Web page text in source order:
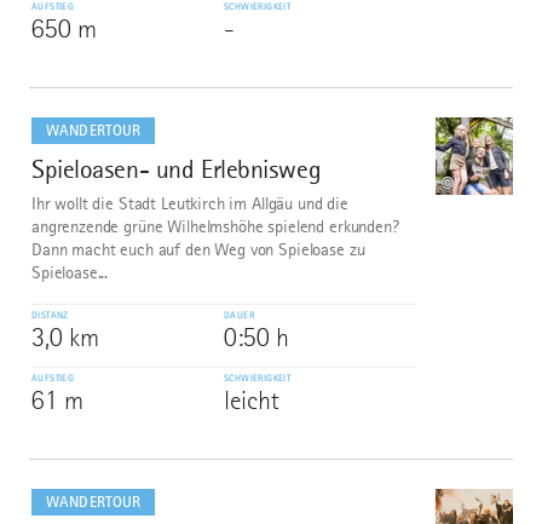
AUFSTIEG
650 m
SCHWIERIGKEIT
-
WANDERTOUR
2
Spieloasen- und Erlebnisweg
©
Ihr wollt die Stadt Leutkirch im Allgäu und die
angrenzende grüne Wilhelmshöhe spielend erkunden?
Dann macht euch auf den Weg von Spieloase zu
Spieloase...
DISTANZ
3,0 km
DAUER
0:50 h
AUFSTIEG
61 m
SCHWIERIGKEIT
leicht
dazu
WANDERTOUR
dazu